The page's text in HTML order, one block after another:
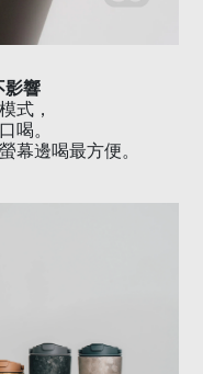
影響
式，
喝。
幕邊喝最方便。